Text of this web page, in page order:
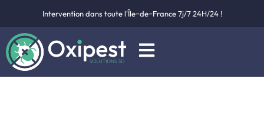
Intervention dans toute l'Île−de−France 7j/7 24H/24 !